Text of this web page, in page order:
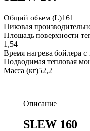
Общий объем (L)161
Пиковая
Площадь поверхности
1,54
Время нагрева бойлера с
Подводимая тепловая
Масса (кг)52,2
Описание
SLEW 160